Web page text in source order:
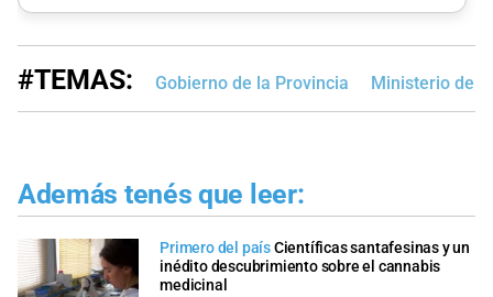
#TEMAS: Gobierno de la Provincia Ministerio de
Además tenés que leer:
Primero del paísCientíficas santafesinas y un
inédito descubrimiento sobre el cannabis
medicinal